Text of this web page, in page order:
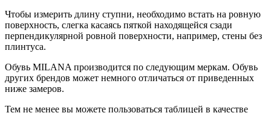
Чтобы измерить длину ступни, необходимо встать на ровную
поверхность, слегка касаясь пяткой находящейся сзади
перпендикулярной ровной поверхности, например, стены без
плинтуса.
Обувь MILANA производится по следующим меркам. Обувь
других брендов может немного отличаться от приведенных
ниже замеров.
Тем не менее вы можете пользоваться таблицей в качестве